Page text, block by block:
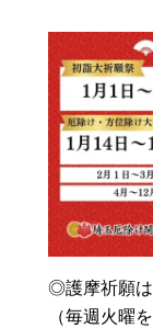
◎護摩祈願は
（毎週火曜